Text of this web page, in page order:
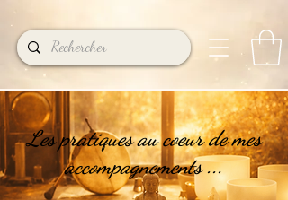
Les pratiques au coeur de mes
accompagnements ...